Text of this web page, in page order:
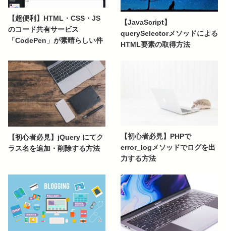
【超便利】HTML・CSS・JS
のコード共有サービス
「CodePen」が素晴らしい件
【JavaScript】
querySelectorメソッドによる
HTML要素の取得方法
【初心者必見】jQuery にてク
ラス名を追加・削除する方法
【初心者必見】PHPで
error_logメソッドでログを出
力する方法